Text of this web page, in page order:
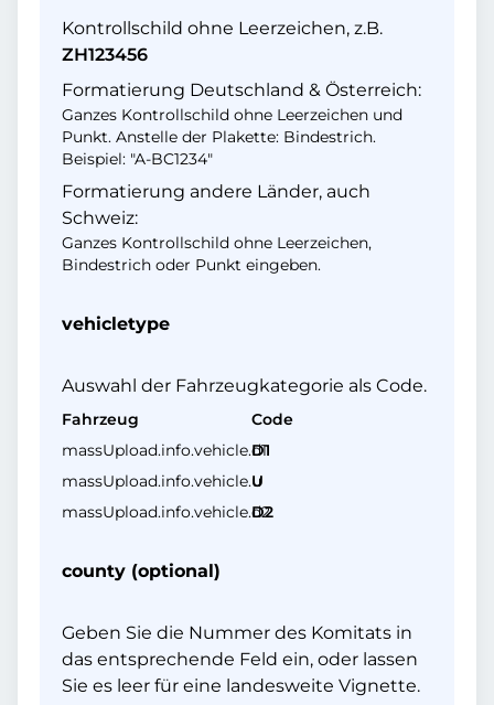
Kontrollschild ohne Leerzeichen, z.B.
ZH123456
Formatierung Deutschland & Österreich:
Ganzes Kontrollschild ohne Leerzeichen und
Punkt. Anstelle der Plakette: Bindestrich.
Beispiel: "A-BC1234"
Formatierung andere Länder, auch
Schweiz:
Ganzes Kontrollschild ohne Leerzeichen,
Bindestrich oder Punkt eingeben.
vehicletype
Auswahl der Fahrzeugkategorie als Code.
Fahrzeug
Code
massUpload.info.vehicle.d1
D1
massUpload.info.vehicle.u
U
massUpload.info.vehicle.d2
D2
county (optional)
Geben Sie die Nummer des Komitats in
das entsprechende Feld ein, oder lassen
Sie es leer für eine landesweite Vignette.